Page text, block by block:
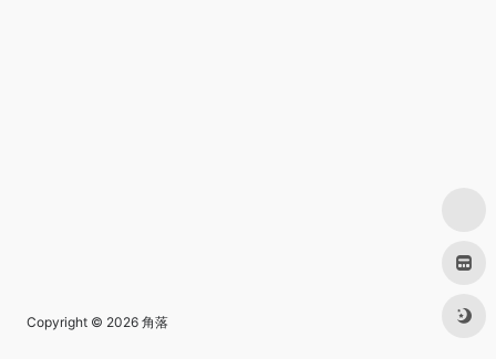
Copyright © 2026 角落